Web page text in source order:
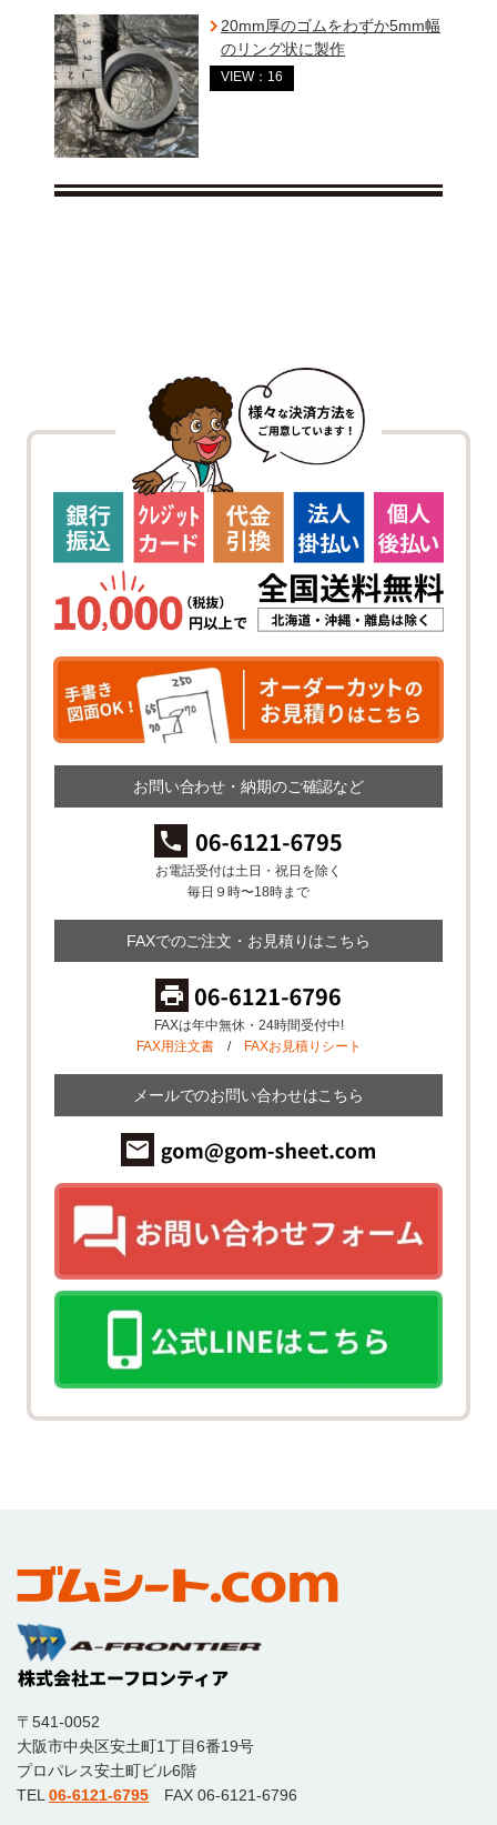
20mm厚のゴムをわずか5mm幅
のリング状に製作
VIEW：16
お問い合わせ・納期のご確認など
お電話受付は土日・祝日を除く
毎日９時〜18時まで
FAXでのご注文・お見積りはこちら
FAXは年中無休・24時間受付中!
FAX用注文書/ FAXお見積りシート
メールでのお問い合わせはこちら
〒541-0052
大阪市中央区安土町1丁目6番19号
プロパレス安土町ビル6階
TEL 06-6121-6795 FAX 06-6121-6796